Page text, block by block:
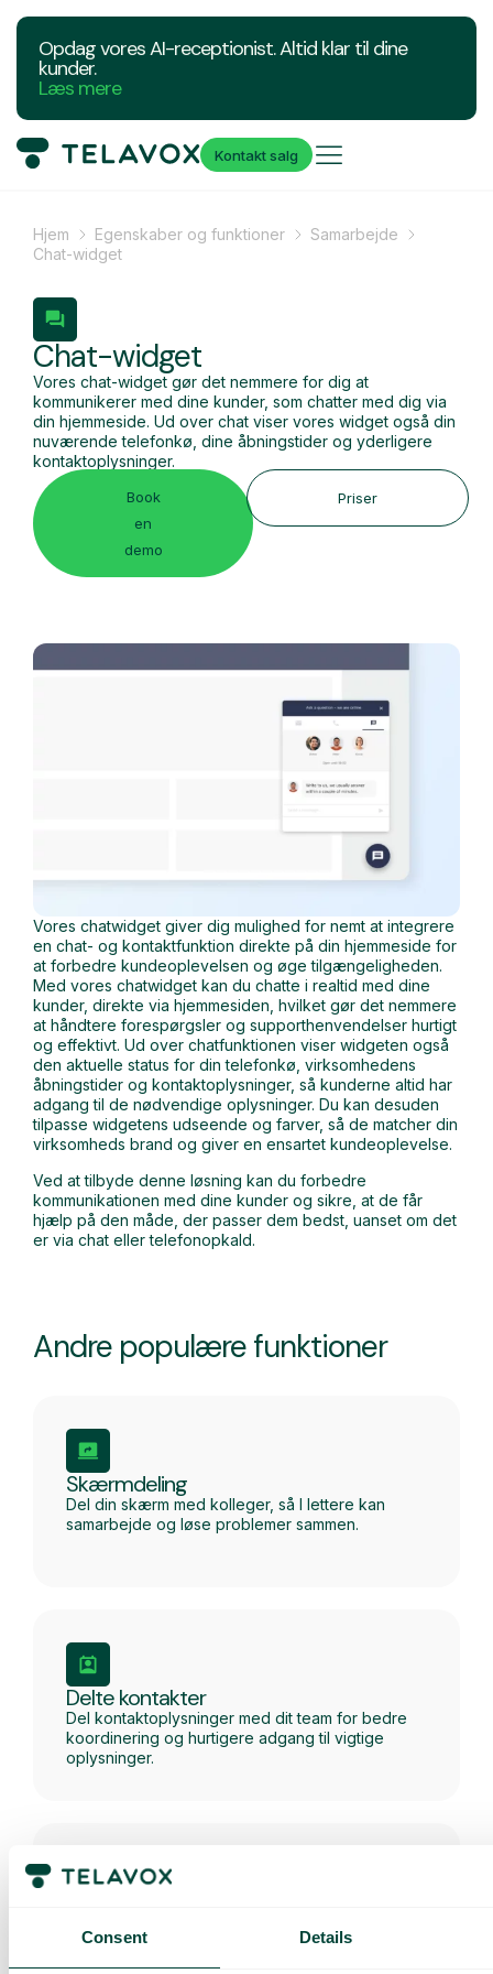
Consent Details
Opdag vores AI-receptionist. Altid klar til dine
kunder.
Læs mere
Kontakt salg
Hjem Egenskaber og funktioner
Samarbejde
Chat-widget
Chat-widget
Vores chat-widget gør det nemmere for dig at
kommunikerer med dine kunder, som chatter med dig via
din hjemmeside. Ud over chat viser vores widget også din
nuværende telefonkø, dine åbningstider og yderligere
kontaktoplysninger.
Book
en
demo
Priser
Vores chatwidget giver dig mulighed for nemt at integrere
en chat- og kontaktfunktion direkte på din hjemmeside for
at forbedre kundeoplevelsen og øge tilgængeligheden.
Med vores chatwidget kan du chatte i realtid med dine
kunder, direkte via hjemmesiden, hvilket gør det nemmere
at håndtere forespørgsler og supporthenvendelser hurtigt
og effektivt. Ud over chatfunktionen viser widgeten også
den aktuelle status for din telefonkø, virksomhedens
åbningstider og kontaktoplysninger, så kunderne altid har
adgang til de nødvendige oplysninger. Du kan desuden
tilpasse widgetens udseende og farver, så de matcher din
virksomheds brand og giver en ensartet kundeoplevelse.
Ved at tilbyde denne løsning kan du forbedre
kommunikationen med dine kunder og sikre, at de får
hjælp på den måde, der passer dem bedst, uanset om det
er via chat eller telefonopkald.
Andre populære funktioner
Skærmdeling
Del din skærm med kolleger, så I lettere kan
samarbejde og løse problemer sammen.
Delte kontakter
Del kontaktoplysninger med dit team for bedre
koordinering og hurtigere adgang til vigtige
oplysninger.
Del filer nemt og hurtigt med dit team for bedre